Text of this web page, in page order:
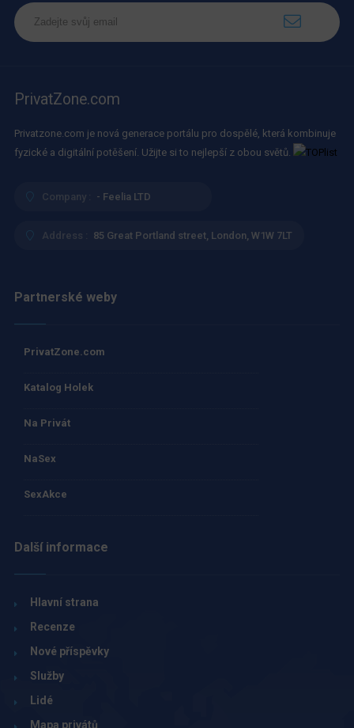
PrivatZone.com
Privatzone.com je nová generace portálu pro dospělé, která kombinuje
fyzické a digitální potěšení. Užijte si to nejlepší z obou světů.
Company : - Feelia LTD
Address : 85 Great Portland street, London, W1W 7LT
Partnerské weby
PrivatZone.com
Katalog Holek
Na Privát
NaSex
SexAkce
Další informace
Hlavní strana
Recenze
Nové příspěvky
Služby
Lidé
Mapa privátů